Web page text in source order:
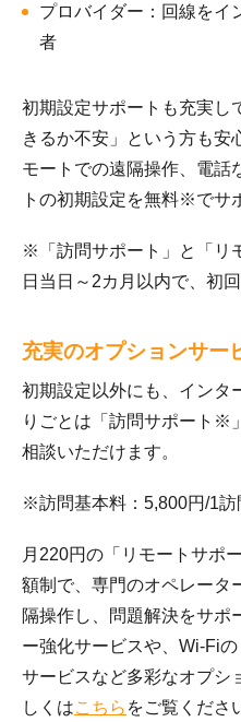
プロバイダー：回線をイ
者
初期設定サポートも充実し
きるか不安」という方も安
モートでの遠隔操作、電話
トの初期設定を無料※でサ
※「訪問サポート」と「リ
日当日～2カ月以内で、初
充実のオプションサー
初期設定以外にも、インタ
りごとは「訪問サポート※
相談いただけます。
※訪問基本料：5,800円/1
月220円の「リモートサポ
額制で、専門のオペレータ
隔操作し、問題解決をサポ
ー強化サービスや、Wi-Fi
サービスなど多彩なオプシ
しくはこちら をご覧くださ